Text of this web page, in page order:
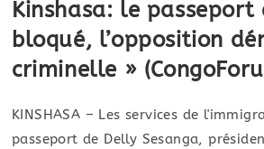
Kinshasa: le passeport
bloqué, l’opposition
criminelle »
KINSHASA – Les services de
passeport de Delly Sesanga,